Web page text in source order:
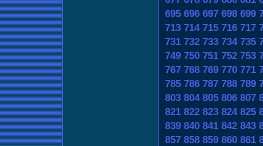
695 696 697 698 699
713 714 715 716 717
731 732 733 734 735
749 750 751 752 753
767 768 769 770 771
785 786 787 788 789
803 804 805 806 807
821 822 823 824 825
839 840 841 842 843
857 858 859 860 861